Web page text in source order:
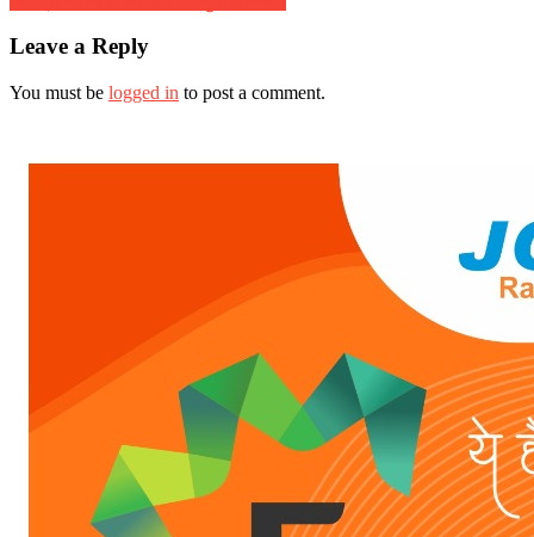
Leave a Reply
You must be logged in to post a comment.